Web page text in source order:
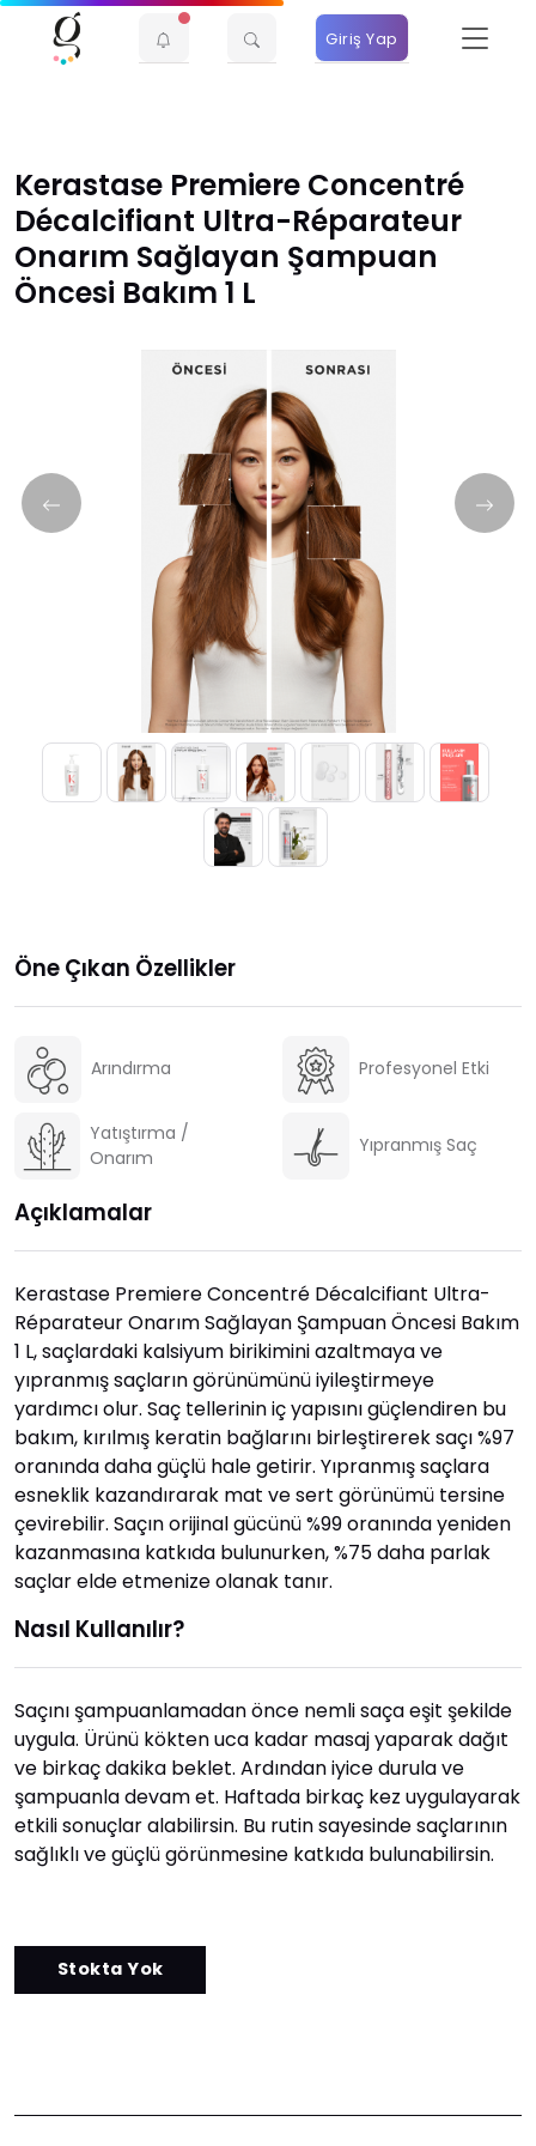
Giriş Yap
Kerastase Premiere Concentré
Décalcifiant Ultra-Réparateur
Onarım Sağlayan Şampuan
Öncesi Bakım 1 L
Öne Çıkan Özellikler
Arındırma Profesyonel Etki
Yatıştırma /
Onarım
Yıpranmış Saç
Açıklamalar
Kerastase Premiere Concentré Décalcifiant Ultra-
Réparateur Onarım Sağlayan Şampuan Öncesi Bakım
1 L, saçlardaki kalsiyum birikimini azaltmaya ve
yıpranmış saçların görünümünü iyileştirmeye
yardımcı olur. Saç tellerinin iç yapısını güçlendiren bu
bakım, kırılmış keratin bağlarını birleştirerek saçı %97
oranında daha güçlü hale getirir. Yıpranmış saçlara
esneklik kazandırarak mat ve sert görünümü tersine
çevirebilir. Saçın orijinal gücünü %99 oranında yeniden
kazanmasına katkıda bulunurken, %75 daha parlak
saçlar elde etmenize olanak tanır.
Nasıl Kullanılır?
Saçını şampuanlamadan önce nemli saça eşit şekilde
uygula. Ürünü kökten uca kadar masaj yaparak dağıt
ve birkaç dakika beklet. Ardından iyice durula ve
şampuanla devam et. Haftada birkaç kez uygulayarak
etkili sonuçlar alabilirsin. Bu rutin sayesinde saçlarının
sağlıklı ve güçlü görünmesine katkıda bulunabilirsin.